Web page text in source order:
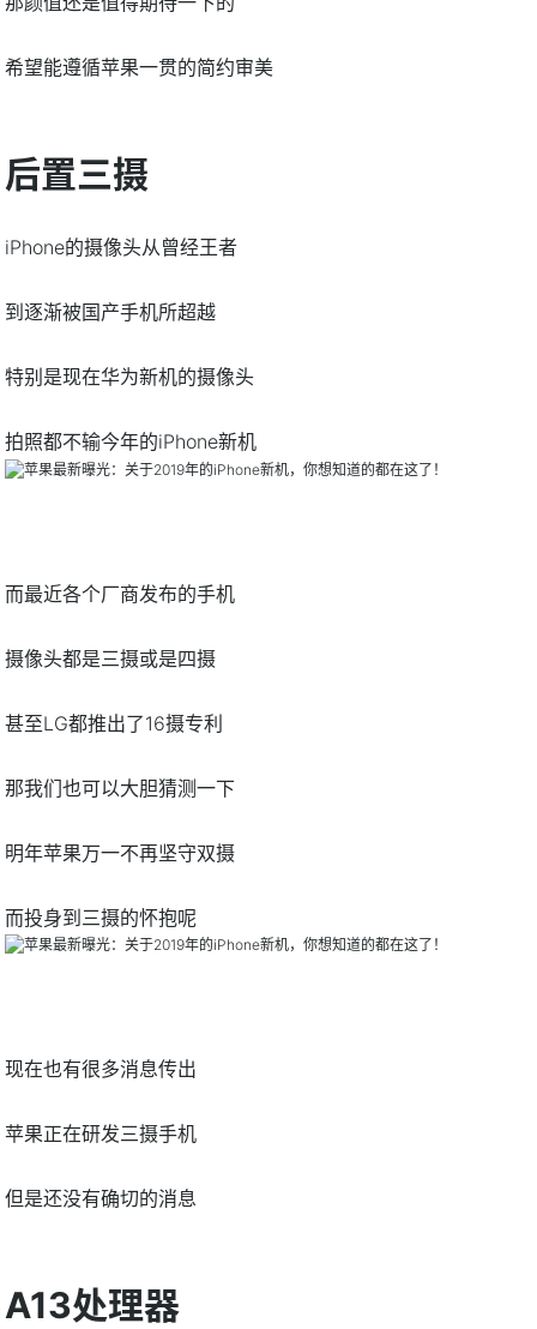
希望能遵循苹果一贯的简约审美
后置三摄
iPhone的摄像头从曾经王者
到逐渐被国产手机所超越
特别是现在华为新机的摄像头
拍照都不输今年的iPhone新机
而最近各个厂商发布的手机
摄像头都是三摄或是四摄
甚至LG都推出了16摄专利
那我们也可以大胆猜测一下
明年苹果万一不再坚守双摄
而投身到三摄的怀抱呢
现在也有很多消息传出
苹果正在研发三摄手机
但是还没有确切的消息
A13处理器